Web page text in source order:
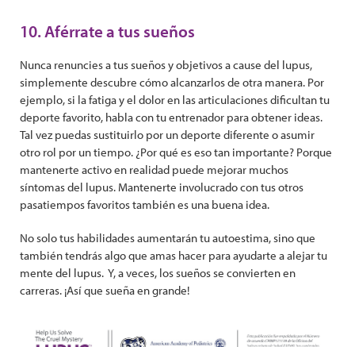
10. Aférrate a tus sueños
Nunca renuncies a tus sueños y objetivos a cause del lupus,
simplemente descubre cómo alcanzarlos de otra manera. Por
ejemplo, si la fatiga y el dolor en las articulaciones dificultan tu
deporte favorito, habla con tu entrenador para obtener ideas.
Tal vez puedas sustituirlo por un deporte diferente o asumir
otro rol por un tiempo. ¿Por qué es eso tan importante? Porque
mantenerte activo en realidad puede mejorar muchos
síntomas del lupus. Mantenerte involucrado con tus otros
pasatiempos favoritos también es una buena idea.
No solo tus habilidades aumentarán tu autoestima, sino que
también tendrás algo que amas hacer para ayudarte a alejar tu
mente del lupus. Y, a veces, los sueños se convierten en
carreras. ¡Así que sueña en grande!